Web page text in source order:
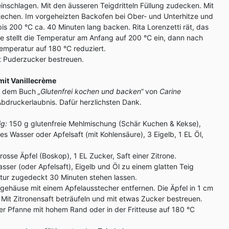
Mit den äusseren Teigdritteln Füllung zudecken. Mit
Im vorgeheizten Backofen bei Ober- und Unterhitze und
200 °C ca. 40 Minuten lang backen. Rita Lorenzetti rät, das
stellt die Temperatur am Anfang auf 200 °C ein, dann nach
auf 180 °C reduziert.
Puderzucker bestreuen.
Vanillecrème
dem Buch „Glutenfrei kochen und backen“von Carine
Dafür herzlichsten Dank.
150 g glutenfreie Mehlmischung (Schär Kuchen & Kekse),
Wasser oder Apfelsaft (mit Kohlensäure), 3 Eigelb, 1 EL Öl,
Äpfel (Boskop), 1 EL Zucker, Saft einer Zitrone.
(oder Apfelsaft), Eigelb und Öl zu einem glatten Teig
zugedeckt 30 Minuten stehen lassen.
mit einem Apfelausstecher entfernen. Die Äpfel in 1 cm
Zitronensaft beträufeln und mit etwas Zucker bestreuen.
Pfanne mit hohem Rand oder in der Fritteuse auf 180 °C